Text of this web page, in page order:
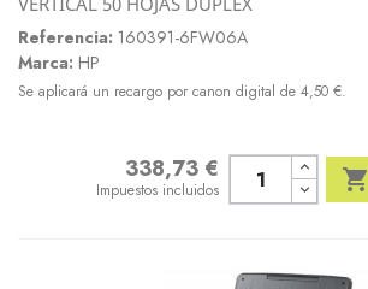
Referencia: 160391-6FW06A
Marca: HP
Se aplicará un recargo por canon digital de 4,50 €.
Precio338,73 €
Impuestos incluidos 